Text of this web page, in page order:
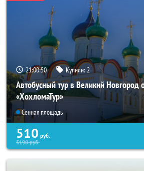
21:00:49 Купили: 2
Автобусный тур в Великий Новгород
«ХохломаТур»
Сенная площадь
510 руб.
5190руб.